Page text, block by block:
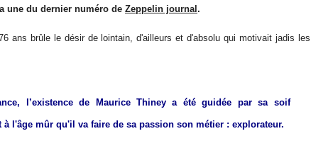
une du dernier numéro de Zeppelin journal .
ans brûle le désir de lointain, d'ailleurs et d'absolu qui motivait jadis les
l’existence de Maurice Thiney a été guidée par sa soif
à l'âge mûr qu'il va faire de sa passion son métier : explorateur.